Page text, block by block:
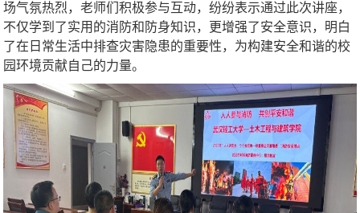
场气氛热烈，老师们积极参与互动，纷纷表示通过此次讲座，
不仅学到了实用的消防和防身知识，更增强了安全意识，明白
了在日常生活中排查灾害隐患的重要性，为构建安全和谐的校
园环境贡献自己的力量。